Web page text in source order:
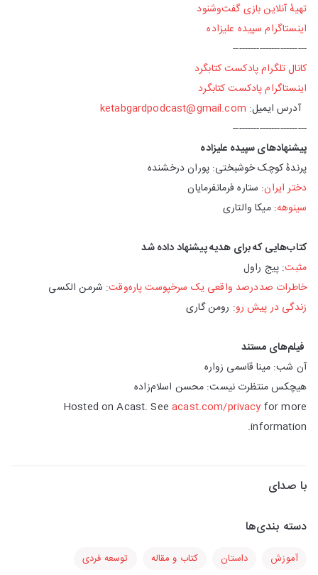
تهیهٔ آنلاین بازی گفت‌وشنود
اینستاگرام سپیده علیزاده
-------------------------
کانال تلگرام پادکست کتابگرد
اینستاگرام پادکست کتابگرد
آدرس ایمیل: ketabgardpodcast@gmail.com
-------------------------
پیشنهادهای سپیده علیزاده
پرندهٔ کوچک خوشبختی: پوران درخشنده
دختر ایران: ستاره فرمانفرمایان
سینوهه: میکا والتاری
کتاب‌هایی که برای هدیه پیشنهاد داده شد
مثبت:‌ پیج راول
خاطرات صددرصد واقعی یک سرخپوست پاره‌وقت: شرمن الکسی
زندگی در پیش رو: رومن گاری
فیلم‌های مستند
آن شب: مینا قاسمی زواره
هیچکس منتظرت نیست: محسن اسلام‌زاده
Hosted on Acast. Seeacast.com/privacy for more
information.
با صدای
دسته بندی‌ها
آموزش داستان کتاب و مقاله توسعه فردی